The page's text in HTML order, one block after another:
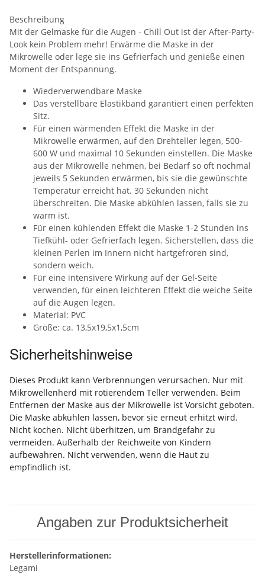
Beschreibung
Mit der Gelmaske für die Augen - Chill Out ist der After-Party-
Look kein Problem mehr! Erwärme die Maske in der
Mikrowelle oder lege sie ins Gefrierfach und genieße einen
Moment der Entspannung.
Wiederverwendbare Maske
Das verstellbare Elastikband garantiert einen perfekten
Sitz.
Für einen wärmenden Effekt die Maske in der
Mikrowelle erwärmen, auf den Drehteller legen, 500-
600 W und maximal 10 Sekunden einstellen. Die Maske
aus der Mikrowelle nehmen, bei Bedarf so oft nochmal
jeweils 5 Sekunden erwärmen, bis sie die gewünschte
Temperatur erreicht hat. 30 Sekunden nicht
überschreiten. Die Maske abkühlen lassen, falls sie zu
warm ist.
Für einen kühlenden Effekt die Maske 1-2 Stunden ins
Tiefkühl- oder Gefrierfach legen. Sicherstellen, dass die
kleinen Perlen im Innern nicht hartgefroren sind,
sondern weich.
Für eine intensivere Wirkung auf der Gel-Seite
verwenden, für einen leichteren Effekt die weiche Seite
auf die Augen legen.
Material: PVC
Größe: ca. 13,5x19,5x1,5cm
Sicherheitshinweise
Dieses Produkt kann Verbrennungen verursachen. Nur mit
Mikrowellenherd mit rotierendem Teller verwenden. Beim
Entfernen der Maske aus der Mikrowelle ist Vorsicht geboten.
Die Maske abkühlen lassen, bevor sie erneut erhitzt wird.
Nicht kochen. Nicht überhitzen, um Brandgefahr zu
vermeiden. Außerhalb der Reichweite von Kindern
aufbewahren. Nicht verwenden, wenn die Haut zu
empfindlich ist.
Angaben zur Produktsicherheit
Herstellerinformationen:
Legami